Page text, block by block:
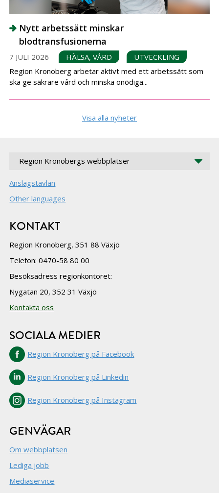
Nytt arbetssätt minskar
blodtransfusionerna
7 JULI 2026 HÄLSA, VÅRD
UTVECKLING
Region Kronoberg arbetar aktivt med ett arbetssätt som
ska ge säkrare vård och minska onödiga...
Visa alla nyheter
Region Kronobergs webbplatser
Anslagstavlan
Other languages
KONTAKT
Region Kronoberg, 351 88 Växjö
Telefon: 0470-58 80 00
Besöksadress regionkontoret:
Nygatan 20, 352 31 Växjö
Kontakta oss
SOCIALA MEDIER
Region Kronoberg på Facebook
Region Kronoberg på Linkedin
Region Kronoberg på Instagram
GENVÄGAR
Om webbplatsen
Lediga jobb
Mediaservice